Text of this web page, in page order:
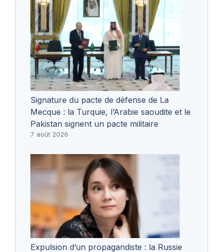
Signature du pacte de défense de La
Mecque : la Turquie, l’Arabie saoudite et le
Pakistan signent un pacte militaire
7 août 2026
Expulsion d’un propagandiste : la Russie